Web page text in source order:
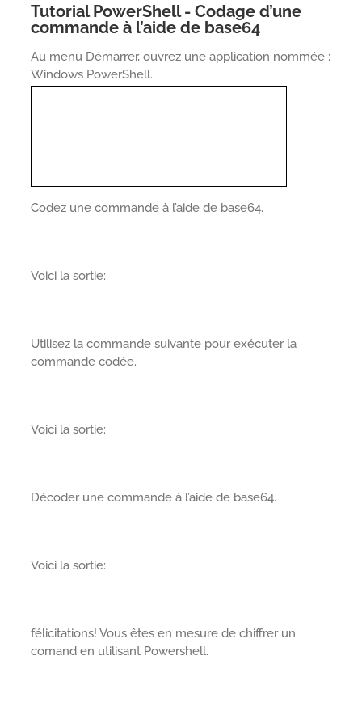
Tutorial PowerShell - Codage d’une
commande à l’aide de base64
Au menu Démarrer, ouvrez une application nommée :
Windows PowerShell.
Codez une commande à l’aide de base64.
Voici la sortie:
Utilisez la commande suivante pour exécuter la
commande codée.
Voici la sortie:
Décoder une commande à l’aide de base64.
Voici la sortie:
félicitations! Vous êtes en mesure de chiffrer un
comand en utilisant Powershell.